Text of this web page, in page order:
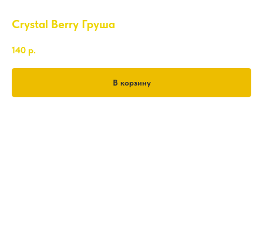
Crystal Berry Груша
140 р.
В корзину